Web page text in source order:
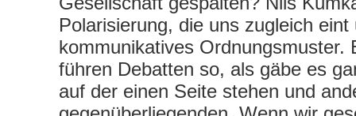
Polarisierung, die uns zugleich
kommunikatives Ordnungsmuster.
führen Debatten so, als gäbe es
auf der einen Seite stehen und